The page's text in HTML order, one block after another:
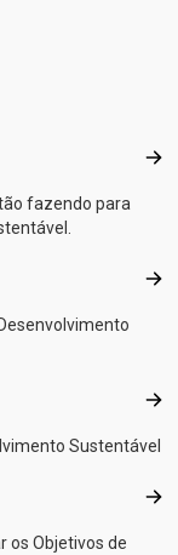
fazendo para
Sustentável
os Objetivos de